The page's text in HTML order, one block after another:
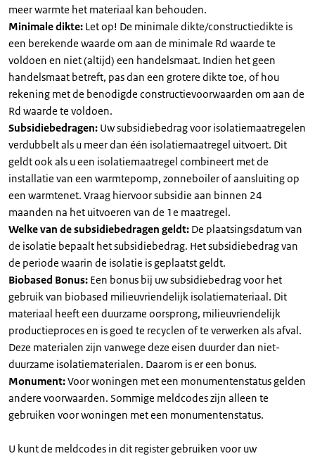
meer warmte het materiaal kan behouden.
Minimale dikte: Let op! De minimale dikte/constructiedikte is
een berekende waarde om aan de minimale Rd waarde te
voldoen en niet (altijd) een handelsmaat. Indien het geen
handelsmaat betreft, pas dan een grotere dikte toe, of hou
rekening met de benodigde constructievoorwaarden om aan de
Rd waarde te voldoen.
Subsidiebedragen: Uw subsidiebedrag voor isolatiemaatregelen
verdubbelt als u meer dan één isolatiemaatregel uitvoert. Dit
geldt ook als u een isolatiemaatregel combineert met de
installatie van een warmtepomp, zonneboiler of aansluiting op
een warmtenet. Vraag hiervoor subsidie aan binnen 24
maanden na het uitvoeren van de 1e maatregel.
Welke van de subsidiebedragen geldt: De plaatsingsdatum van
de isolatie bepaalt het subsidiebedrag. Het subsidiebedrag van
de periode waarin de isolatie is geplaatst geldt.
Biobased Bonus: Een bonus bij uw subsidiebedrag voor het
gebruik van biobased milieuvriendelijk isolatiemateriaal. Dit
materiaal heeft een duurzame oorsprong, milieuvriendelijk
productieproces en is goed te recyclen of te verwerken als afval.
Deze materialen zijn vanwege deze eisen duurder dan niet-
duurzame isolatiematerialen. Daarom is er een bonus.
Monument:Voor woningen met een monumentenstatus gelden
andere voorwaarden. Sommige meldcodes zijn alleen te
gebruiken voor woningen met een monumentenstatus.
U kunt de meldcodes in dit register gebruiken voor uw